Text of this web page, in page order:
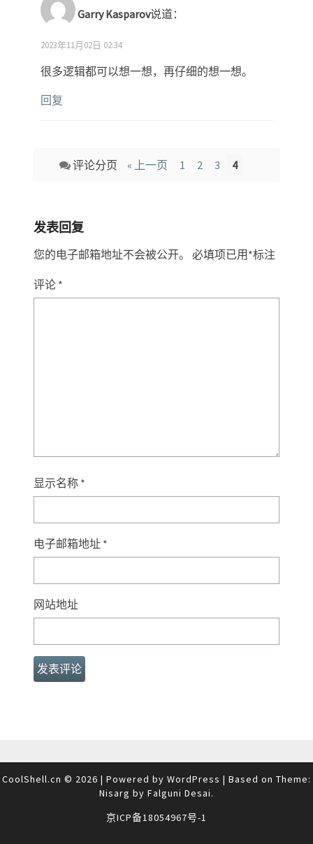
Garry Kasparov说道：
2023年11月02日 02:34
很多逻辑都可以想一想，再仔细的想一想。
回复
Comment
navigation
评论分页 « 上一页 1 2 3 4
发表回复
您的电子邮箱地址不会被公开。 必填项已用 *标注
评论 *
显示名称 *
电子邮箱地址 *
网站地址
CoolShell.cn © 2026 | Powered by WordPress | Based on Theme:
Nisarg by Falguni Desai.
京ICP备18054967号-1